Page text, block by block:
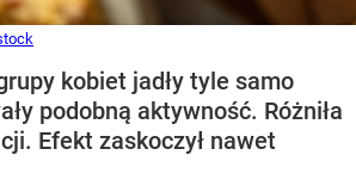
kobiet jadły tyle samo
podobną aktywność. Różniła
Efekt zaskoczył nawet